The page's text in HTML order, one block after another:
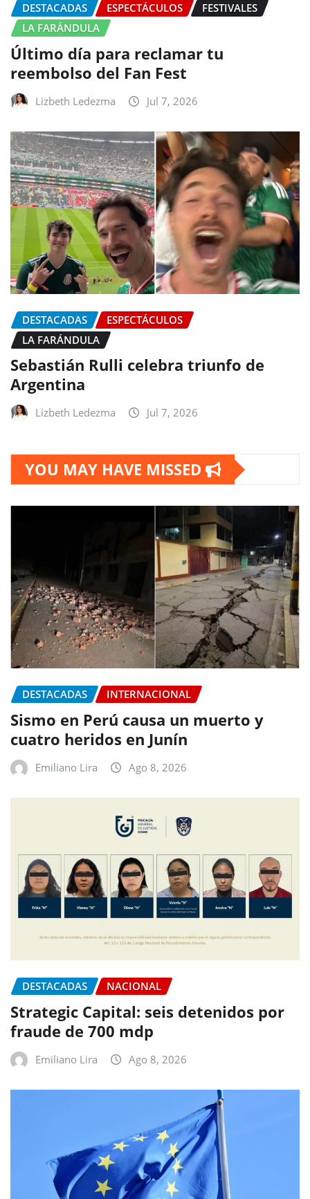
DESTACADAS ESPECTÁCULOS
FESTIVALES
LA FARÁNDULA
Último día para reclamar tu
reembolso del Fan Fest
Lizbeth Ledezma Jul 7, 2026
DESTACADAS
ESPECTÁCULOS
LA FARÁNDULA
Sebastián Rulli celebra triunfo de
Argentina
Lizbeth Ledezma Jul 7, 2026
YOU MAY HAVE MISSED
DESTACADAS INTERNACIONAL
Sismo en Perú causa un muerto y
cuatro heridos en Junín
Emiliano Lira Ago 8, 2026
DESTACADAS NACIONAL
Strategic Capital: seis detenidos por
fraude de 700 mdp
Emiliano Lira Ago 8, 2026